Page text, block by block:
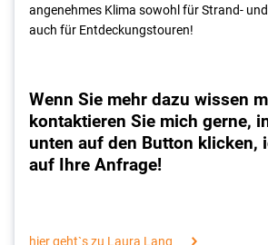
angenehmes Klima sowohl für Strand-
auch für Entdeckungstouren!
Wenn Sie mehr dazu wissen
kontaktieren Sie mich gerne,
unten auf den Button klicken,
auf Ihre Anfrage!
hier geht`s zu Laura Lang